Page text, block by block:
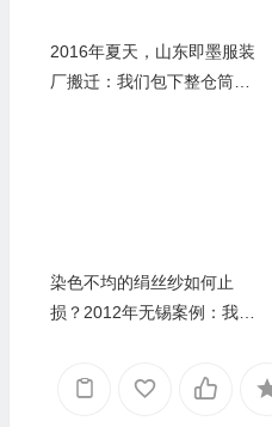
2016年夏天，山东即墨服装
厂搬迁：我们包下整仓筒
染色不均的绢丝纱如何止
损？2012年无锡案例：我们